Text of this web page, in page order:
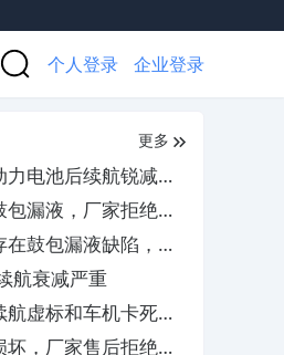
个人登录 企业登录
更多
电池后续航锐减，
案
漏液，厂家拒绝保
鼓包漏液缺陷，厂
航衰减严重
虚标和车机卡死及
脱不解决
，厂家售后拒绝保